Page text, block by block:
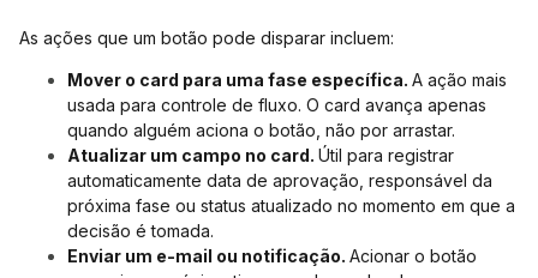
As ações que um botão pode disparar incluem:
Mover o card para uma fase específica. A ação mais
usada para controle de fluxo. O card avança apenas
quando alguém aciona o botão, não por arrastar.
Atualizar um campo no card. Útil para registrar
automaticamente data de aprovação, responsável da
próxima fase ou status atualizado no momento em que a
decisão é tomada.
Enviar um e-mail ou notificação. Acionar o botão